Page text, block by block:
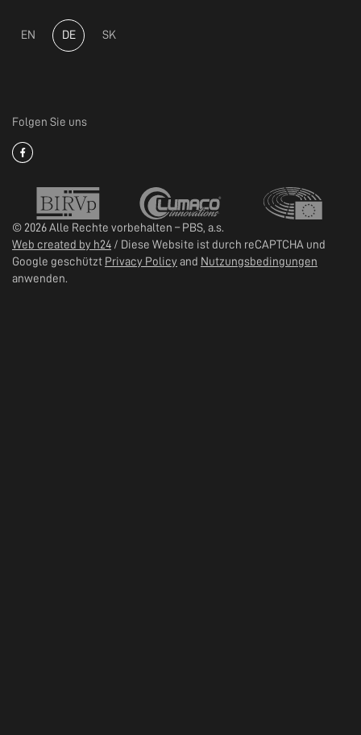
EN DE SK
Folgen Sie uns
© 2026 Alle Rechte vorbehalten – PBS, a.s.
Web created by h24 / Diese Website ist durch reCAPTCHA und
Google geschützt Privacy Policy and Nutzungsbedingungen
anwenden.